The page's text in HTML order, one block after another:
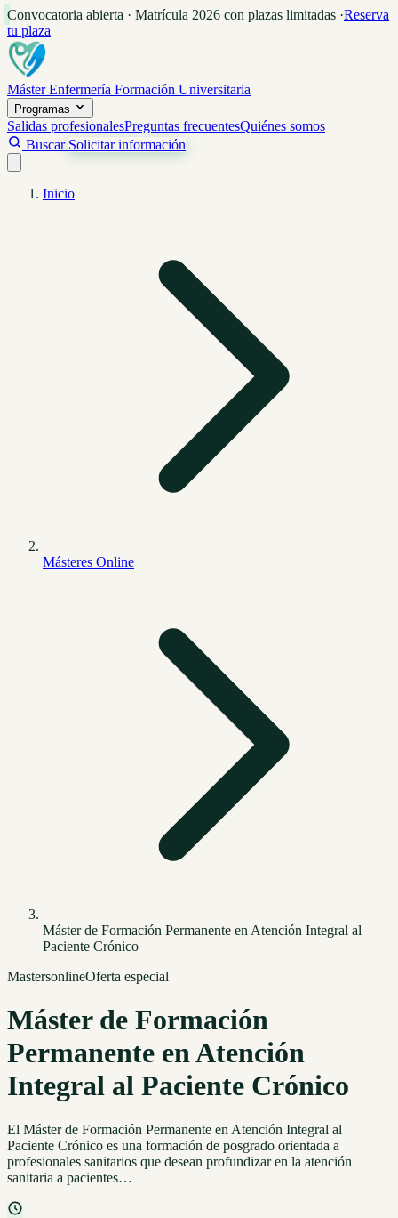
Convocatoria abierta · Matrícula 2026 con plazas limitadas ·Reserva
tu plaza
Máster Enfermería Formación Universitaria
Programas
Salidas profesionalesPreguntas frecuentesQuiénes somos
Buscar Solicitar información
Inicio
Másteres Online
Máster de Formación Permanente en Atención Integral al
Paciente Crónico
MastersonlineOferta especial
Máster de Formación
Permanente en Atención
Integral al Paciente Crónico
El Máster de Formación Permanente en Atención Integral al
Paciente Crónico es una formación de posgrado orientada a
profesionales sanitarios que desean profundizar en la atención
sanitaria a pacientes…